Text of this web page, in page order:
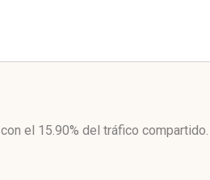
con el 15.90% del tráfico compartido.